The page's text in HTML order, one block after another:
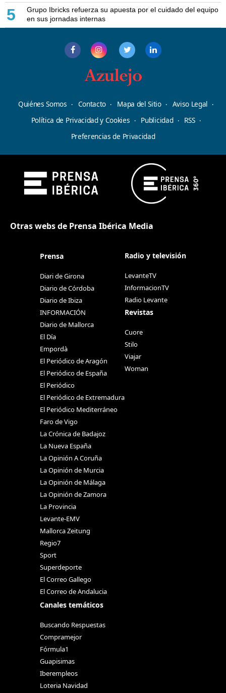
5
Grupo Ibricks refuerza su apuesta por el cuidado del equipo
en sus jornadas internas
Quiénes Somos Contacto Mapa del Sitio
Aviso Legal
Política de Privacidad y Cookies
Publicidad
RSS
Preferencias de Privacidad
Otras webs de Prensa Ibérica Media
Prensa
Diari de Girona
Diario de Córdoba
Diario de Ibiza
INFORMACIÓN
Diario de Mallorca
El Día
Empordà
El Periódico de Aragón
El Periódico de España
El Periódico
El Periódico de Extremadura
El Periódico Mediterráneo
Faro de Vigo
La Crónica de Badajoz
La Nueva España
La Opinión A Coruña
La Opinión de Murcia
La Opinión de Málaga
La Opinión de Zamora
La Provincia
Levante-EMV
Mallorca Zeitung
Regio7
Sport
Superdeporte
El Correo Gallego
El Correo de Andalucia
Canales temáticos
Buscando Respuestas
Compramejor
Fórmula1
Guapisimas
Iberempleos
Loteria Navidad
Radio y televisión
LevanteTV
InformacionTV
Radio Levante
Revistas
Cuore
Stilo
Viajar
Woman